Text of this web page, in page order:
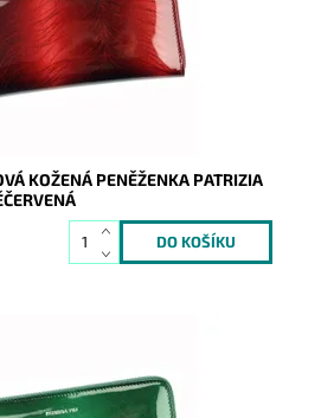
Piu
KOŽENÁ PENĚŽENKA PATRIZIA
či tis. Novinka, která obsahově